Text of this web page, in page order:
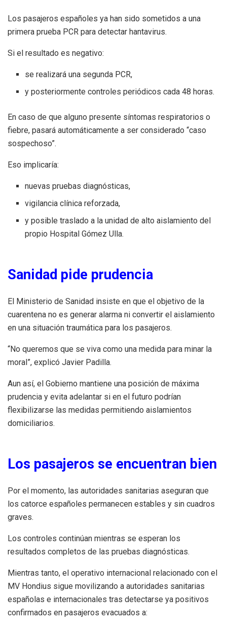
Los pasajeros españoles ya han sido sometidos a una
primera prueba PCR para detectar hantavirus.
Si el resultado es negativo:
se realizará una segunda PCR,
y posteriormente controles periódicos cada 48 horas.
En caso de que alguno presente síntomas respiratorios o
fiebre, pasará automáticamente a ser considerado “caso
sospechoso”.
Eso implicaría:
nuevas pruebas diagnósticas,
vigilancia clínica reforzada,
y posible traslado a la unidad de alto aislamiento del
propio Hospital Gómez Ulla.
Sanidad pide prudencia
El Ministerio de Sanidad insiste en que el objetivo de la
cuarentena no es generar alarma ni convertir el aislamiento
en una situación traumática para los pasajeros.
“No queremos que se viva como una medida para minar la
moral”, explicó Javier Padilla.
Aun así, el Gobierno mantiene una posición de máxima
prudencia y evita adelantar si en el futuro podrían
flexibilizarse las medidas permitiendo aislamientos
domiciliarios.
Los pasajeros se encuentran bien
Por el momento, las autoridades sanitarias aseguran que
los catorce españoles permanecen estables y sin cuadros
graves.
Los controles continúan mientras se esperan los
resultados completos de las pruebas diagnósticas.
Mientras tanto, el operativo internacional relacionado con el
MV Hondius sigue movilizando a autoridades sanitarias
españolas e internacionales tras detectarse ya positivos
confirmados en pasajeros evacuados a: